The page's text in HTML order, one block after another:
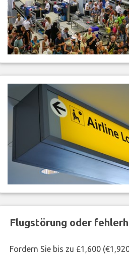
Flugstörung oder
Fordern Sie bis zu £1,600